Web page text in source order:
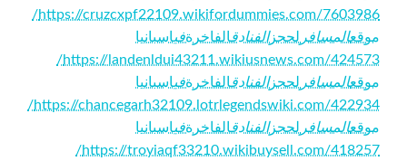
https://cruzcxpf22109.wikifordummies.com/7603986/
موقعالمسافر لحجزالفنادقالفاخرةفياسبانيا
https://landenldui43211.wikiusnews.com/424573/
موقعالمسافر لحجزالفنادقالفاخرةفياسبانيا
https://chancegarh32109.lotrlegendswiki.com/422934/
موقعالمسافر لحجزالفنادقالفاخرةفياسبانيا
https://troyiaqf33210.wikibuysell.com/418257/